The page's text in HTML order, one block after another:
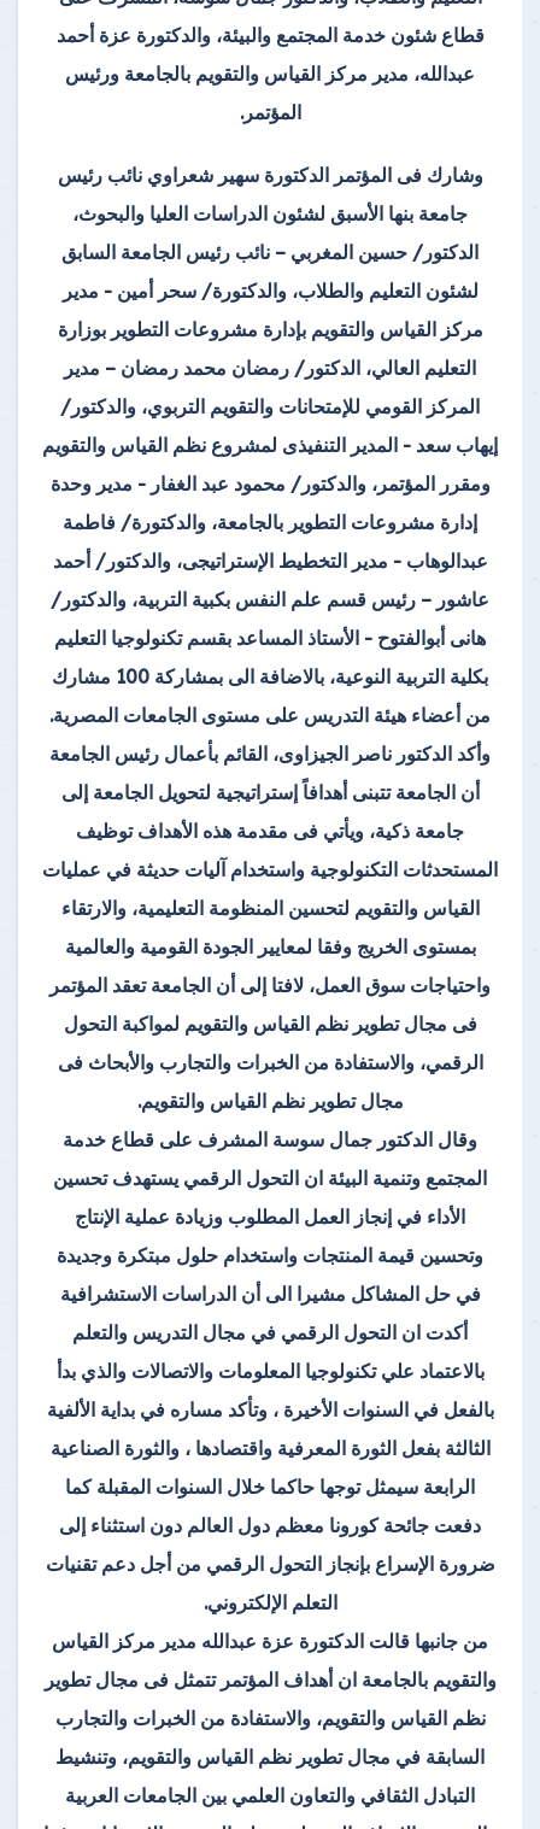
قطاع شئون خدمة المجتمع والبيئة، والدكتورة عزة أحمد
عبدالله، مدير مركز القياس والتقويم بالجامعة ورئيس
المؤتمر.
وشارك فى المؤتمر الدكتورة سهير شعراوي نائب رئيس
جامعة بنها الأسبق لشئون الدراسات العليا والبحوث،
الدكتور/ حسين المغربي – نائب رئيس الجامعة السابق
لشئون التعليم والطلاب، والدكتورة/ سحر أمين - مدير
مركز القياس والتقويم بإدارة مشروعات التطوير بوزارة
التعليم العالي، الدكتور/ رمضان محمد رمضان – مدير
المركز القومي للإمتحانات والتقويم التربوي، والدكتور/
إيهاب سعد - المدير التنفيذى لمشروع نظم القياس والتقويم
ومقرر المؤتمر، والدكتور/ محمود عبد الغفار - مدير وحدة
إدارة مشروعات التطوير بالجامعة، والدكتورة/ فاطمة
عبدالوهاب - مدير التخطيط الإستراتيجى، والدكتور/ أحمد
عاشور – رئيس قسم علم النفس بكبية التربية، والدكتور/
هانى أبوالفتوح - الأستاذ المساعد بقسم تكنولوجيا التعليم
بكلية التربية النوعية، بالاضافة الى بمشاركة 100 مشارك
من أعضاء هيئة التدريس على مستوى الجامعات المصرية.
وأكد الدكتور ناصر الجيزاوى، القائم بأعمال رئيس الجامعة
أن الجامعة تتبنى أهدافاً إستراتيجية لتحويل الجامعة إلى
جامعة ذكية، ويأتي فى مقدمة هذه الأهداف توظيف
المستحدثات التكنولوجية واستخدام آليات حديثة في عمليات
القياس والتقويم لتحسين المنظومة التعليمية، والارتقاء
بمستوى الخريج وفقا لمعايير الجودة القومية والعالمية
واحتياجات سوق العمل، لافتا إلى أن الجامعة تعقد المؤتمر
فى مجال تطوير نظم القياس والتقويم لمواكبة التحول
الرقمي، والاستفادة من الخبرات والتجارب والأبحاث فى
مجال تطوير نظم القياس والتقويم.
وقال الدكتور جمال سوسة المشرف على قطاع خدمة
المجتمع وتنمية البيئة ان التحول الرقمي يستهدف تحسين
الأداء في إنجاز العمل المطلوب وزيادة عملية الإنتاج
وتحسين قيمة المنتجات واستخدام حلول مبتكرة وجديدة
في حل المشاكل مشيرا الى أن الدراسات الاستشرافية
أكدت ان التحول الرقمي في مجال التدريس والتعلم
بالاعتماد علي تكنولوجيا المعلومات والاتصالات والذي بدأ
بالفعل في السنوات الأخيرة ، وتأكد مساره في بداية الألفية
الثالثة بفعل الثورة المعرفية واقتصادها ، والثورة الصناعية
الرابعة سيمثل توجها حاكما خلال السنوات المقبلة كما
دفعت جائحة كورونا معظم دول العالم دون استثناء إلى
ضرورة الإسراع بإنجاز التحول الرقمي من أجل دعم تقنيات
التعلم الإلكتروني.
من جانبها قالت الدكتورة عزة عبدالله مدير مركز القياس
والتقويم بالجامعة ان أهداف المؤتمر تتمثل فى مجال تطوير
نظم القياس والتقويم، والاستفادة من الخبرات والتجارب
السابقة في مجال تطوير نظم القياس والتقويم، وتنشيط
التبادل الثقافي والتعاون العلمي بين الجامعات العربية